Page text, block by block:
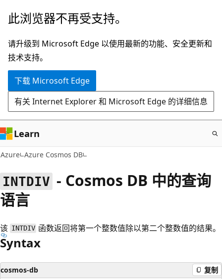
跳
主
要
内
此浏览器不再受支持。
请升级到 Microsoft Edge 以使用最新的功能、安全更新和
技术支持。
下载 Microsoft Edge
有关 Internet Explorer 和 Microsoft Edge 的详细信息
Learn
Azure Azure Cosmos DB
INTDIV - Cosmos DB 中的查询
语言
该 INTDIV 函数返回将第一个整数值除以第二个整数值的结果。
Syntax
cosmos-db 复制